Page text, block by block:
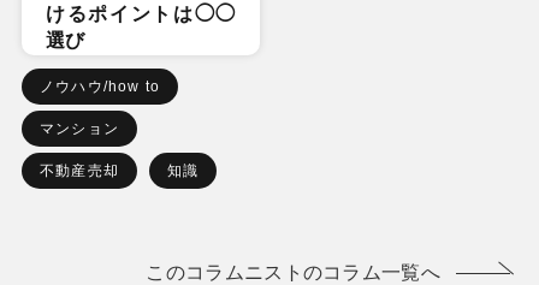
けるポイントは◯◯
選び
ノウハウ/how to
マンション
不動産売却 知識
このコラムニストのコラム一覧へ